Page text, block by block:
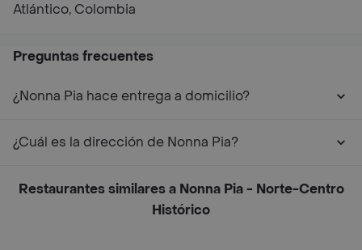
Atlántico, Colombia
Preguntas frecuentes
¿Nonna Pia hace entrega a domicilio?
¿Cuál es la dirección de Nonna Pia?
Restaurantes similares a Nonna Pia - Norte-Centro
Histórico